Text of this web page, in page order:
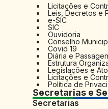
Licitações e
Leis, Decretos e
e-SIC
SIC
Ouvidoria
Conselho
Covid 19
Diária e
Estrutura
Legislações e
Licitações e
Política de
Secretarias e
Secretarias